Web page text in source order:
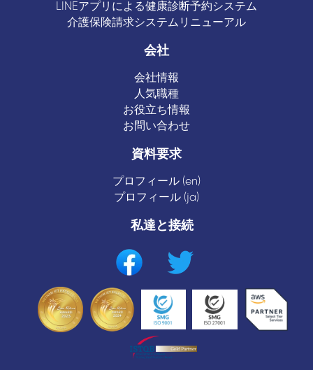
LINEアプリによる健康診断予約システム
介護保険請求システムリニューアル
会社
会社情報
人気職種
お役立ち情報
お問い合わせ
資料要求
プロフィール (en)
プロフィール (ja)
私達と接続